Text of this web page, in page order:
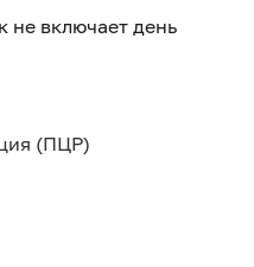
не включает день
(ПЦР)